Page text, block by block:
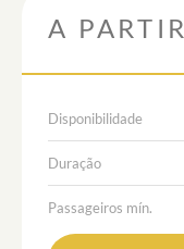
A
Disponibilidade
Duração
Passageiros mín.